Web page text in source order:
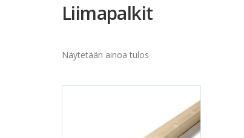
Liimapalkit
Näytetään ainoa tulos